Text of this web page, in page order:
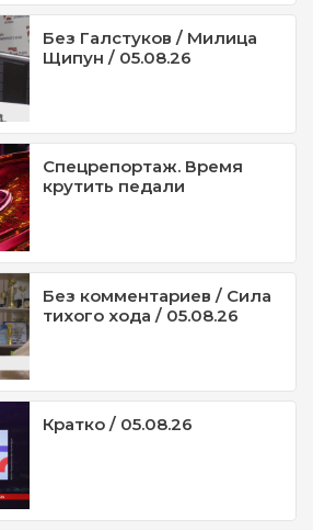
Без Галстуков / Милица
Щипун / 05.08.26
Спецрепортаж. Время
крутить педали
Без комментариев / Сила
тихого хода / 05.08.26
Кратко / 05.08.26